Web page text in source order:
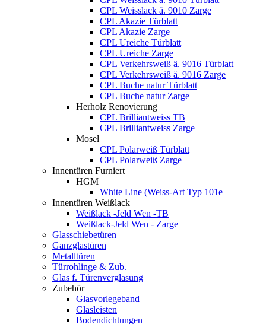
CPL Weisslack ä. 9010 Zarge
CPL Akazie Türblatt
CPL Akazie Zarge
CPL Ureiche Türblatt
CPL Ureiche Zarge
CPL Verkehrsweiß ä. 9016 Türblatt
CPL Verkehrsweiß ä. 9016 Zarge
CPL Buche natur Türblatt
CPL Buche natur Zarge
Herholz Renovierung
CPL Brilliantweiss TB
CPL Brilliantweiss Zarge
Mosel
CPL Polarweiß Türblatt
CPL Polarweiß Zarge
Innentüren Furniert
HGM
White Line (Weiss-Art Typ 101e
Innentüren Weißlack
Weißlack -Jeld Wen -TB
Weißlack-Jeld Wen - Zarge
Glasschiebetüren
Ganzglastüren
Metalltüren
Türrohlinge & Zub.
Glas f. Türenverglasung
Zubehör
Glasvorlegeband
Glasleisten
Bodendichtungen